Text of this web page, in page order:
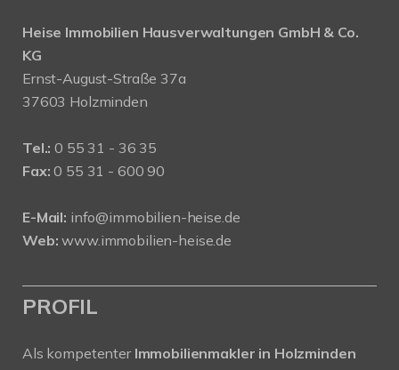
Heise Immobilien Hausverwaltungen GmbH & Co.
KG
Ernst-August-Straße 37a
37603 Holzminden
Tel.: 0 55 31 - 36 35
Fax: 0 55 31 - 600 90
E-Mail: info@immobilien-heise.de
Web: www.immobilien-heise.de
PROFIL
Als kompetenter Immobilienmakler in Holzminden